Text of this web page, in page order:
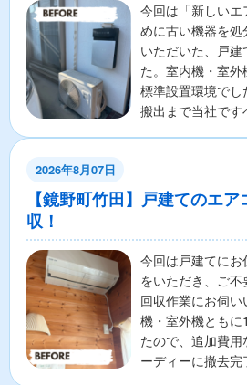
今回は「新しいエ
めに古い機器を
いただいた、戸
た。室内機・室
標準設置環境でし
搬出まで当社で
2026年8月07日
【鏡野町竹田】戸建てのエ
収！
今回は戸建てに
をいただき、ご
回収作業にお伺
機・室外機とも
たので、追加費
ーディーに撤去